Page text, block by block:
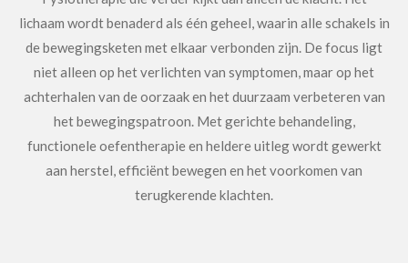
lichaam wordt benaderd als één geheel, waarin alle schakels in
de bewegingsketen met elkaar verbonden zijn. De focus ligt
niet alleen op het verlichten van symptomen, maar op het
achterhalen van de oorzaak en het duurzaam verbeteren van
het bewegingspatroon. Met gerichte behandeling,
functionele oefentherapie en heldere uitleg wordt gewerkt
aan herstel, efficiënt bewegen en het voorkomen van
terugkerende klachten.